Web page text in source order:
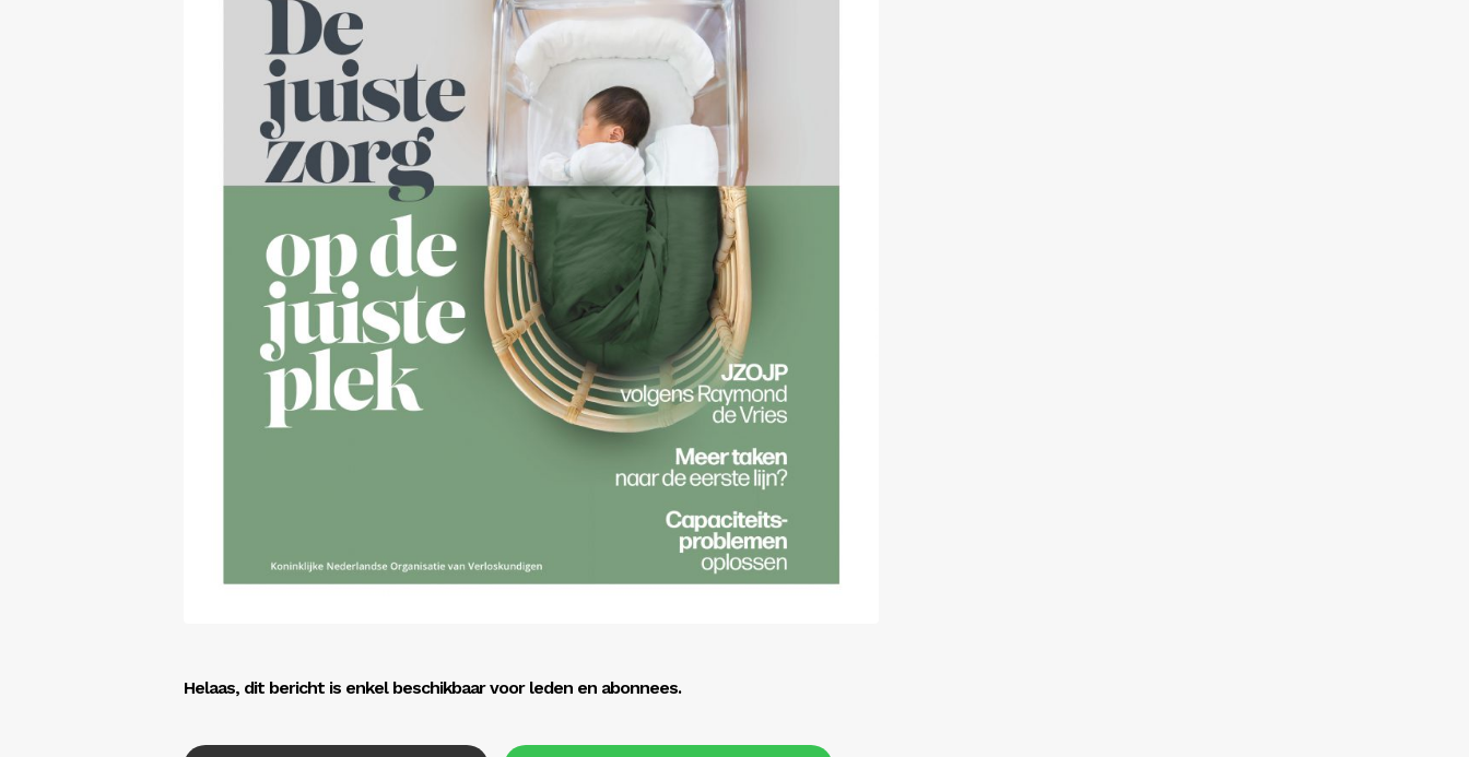
Helaas, dit bericht is enkel beschikbaar voor leden en abonnees.